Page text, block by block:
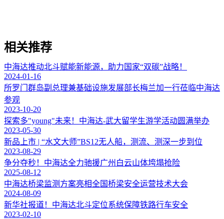
相关推荐
中海达推动北斗赋能新能源，助力国家“双碳”战略！
2024-01-16
所罗门群岛副总理兼基础设施发展部长梅兰加一行莅临中海达
参观
2023-10-20
探索多"young"未来！中海达-武大留学生游学活动圆满举办
2023-05-30
新品上市 | “水文大师”BS12无人船，测流、测深一步到位
2023-08-29
争分夺秒！中海达全力驰援广州白云山体垮塌抢险
2025-08-12
中海达桥梁监测方案亮相全国桥梁安全运营技术大会
2024-08-09
新华社报道！中海达北斗定位系统保障铁路行车安全
2023-02-10